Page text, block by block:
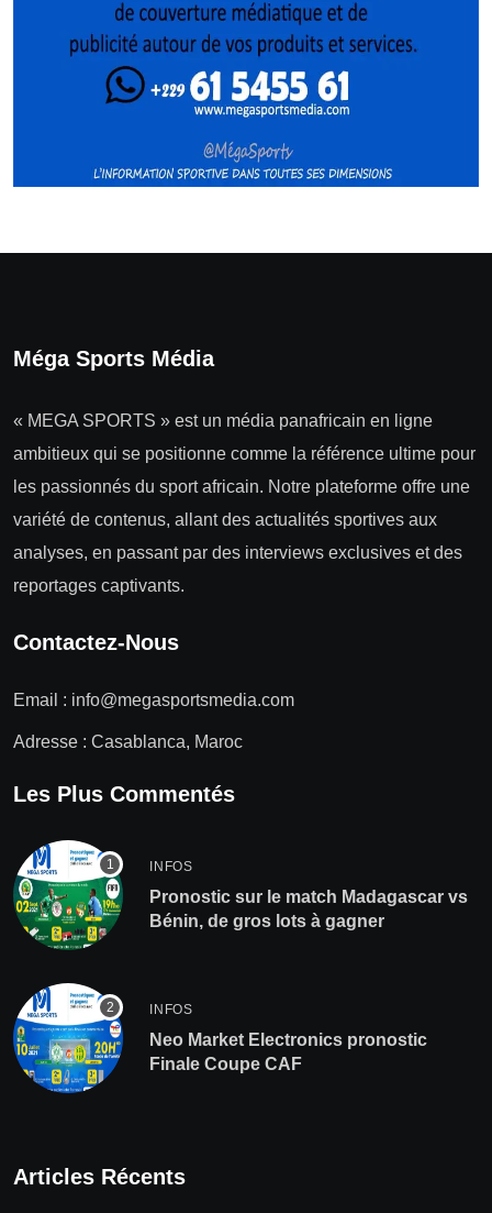
Méga Sports Média
« MEGA SPORTS » est un média panafricain en ligne
ambitieux qui se positionne comme la référence ultime pour
les passionnés du sport africain. Notre plateforme offre une
variété de contenus, allant des actualités sportives aux
analyses, en passant par des interviews exclusives et des
reportages captivants.
Contactez-Nous
Email : info@megasportsmedia.com
Adresse : Casablanca, Maroc
Les Plus Commentés
INFOS
Pronostic sur le match Madagascar vs
Bénin, de gros lots à gagner
INFOS
Neo Market Electronics pronostic
Finale Coupe CAF
Articles Récents